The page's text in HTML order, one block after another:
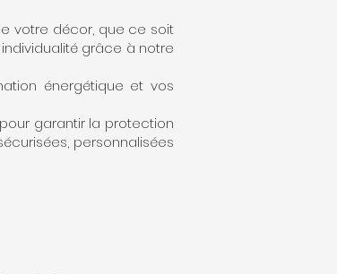
votre décor, que ce soit
grâce à notre
énergétique et vos
garantir la protection
personnalisées